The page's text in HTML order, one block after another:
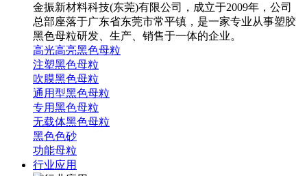
金振新材料科技(东莞)有限公司，成立于2009年，公司
总部座落于广东省东莞市常平镇，是一家专业从事塑胶
黑色母粒研发、生产、销售于一体的企业。
高光高亮黑色母粒
注塑黑色母粒
吹膜黑色母粒
通用型黑色母粒
专用黑色母粒
无载体黑色母粒
黑色色砂
功能母粒
行业应用